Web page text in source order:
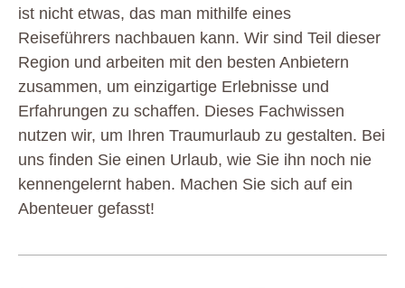
ist nicht etwas, das man mithilfe eines
Reiseführers nachbauen kann. Wir sind Teil dieser
Region und arbeiten mit den besten Anbietern
zusammen, um einzigartige Erlebnisse und
Erfahrungen zu schaffen. Dieses Fachwissen
nutzen wir, um Ihren Traumurlaub zu gestalten. Bei
uns finden Sie einen Urlaub, wie Sie ihn noch nie
kennengelernt haben. Machen Sie sich auf ein
Abenteuer gefasst!